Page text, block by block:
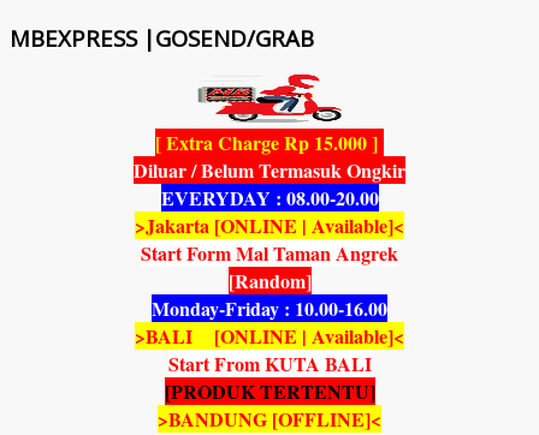
MBEXPRESS |GOSEND/GRAB
[ Extra Charge Rp 15.000 ]
Diluar / Belum Termasuk Ongkir
EVERYDAY : 08.00-20.00
>Jakarta [ONLINE | Available]<
Start Form Mal Taman Angrek
[Random]
Monday-Friday : 10.00-16.00
>BALI [ONLINE | Available]<
Start From KUTA BALI
[PRODUK TERTENTU]
>BANDUNG [OFFLINE]<